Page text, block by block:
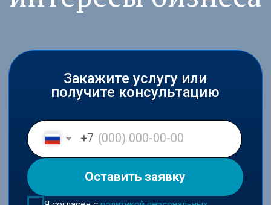
Входим в ключевые юридические
рейтинги России
+7
Я согласен сполитикой персональных
пользовательским соглашением